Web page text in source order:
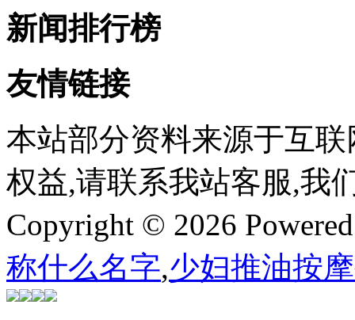
新闻排行榜
友情链接
本站部分资料来源于互
权益,请联系我站客服,我
Copyright © 2026
称什么名字,少妇推油按